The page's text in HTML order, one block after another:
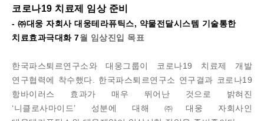
코로나19 치료제 임상 준비
- ㈜대웅 자회사 대웅테라퓨틱스, 약물전달시스템 기술통한
치료효과극대화 7월 임상진입 목표
한국파스퇴르연구소와 대웅그룹이 코로나19 치료제 개발
연구협력에 착수했다. 한국파스퇴르연구소 연구결과 코로나19
항바이러스 효과가 매우 뛰어난 것으로 밝혀진
‘니클로사마이드’ 성분에 대해 ㈜대웅 자회사인